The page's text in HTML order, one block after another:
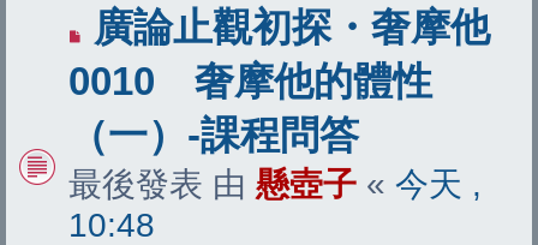
有
新
文
章
廣論止觀初探・奢摩他
0010 奢摩他的體性
（一）-課程問答
最後發表 由 懸壺子 « 今天 ,
10:48